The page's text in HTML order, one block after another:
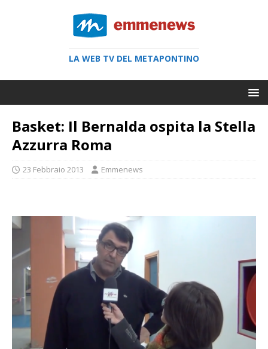
LA WEB TV DEL METAPONTINO
Basket: Il Bernalda ospita la Stella
Azzurra Roma
23 Febbraio 2013 Emmenews